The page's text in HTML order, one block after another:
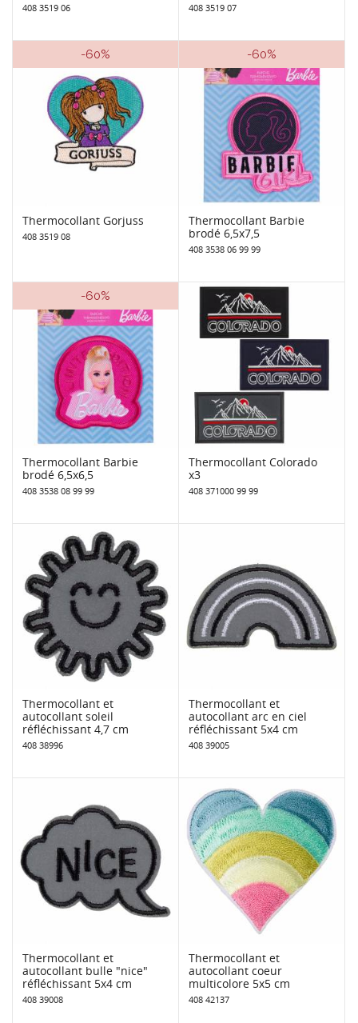
408 3519 06 408 3519 07
-60%
Thermocollant Gorjuss
408 3519 08
-60%
Thermocollant Barbie
brodé 6,5x7,5
408 3538 06 99 99
-60%
Thermocollant Barbie
brodé 6,5x6,5
408 3538 08 99 99
Thermocollant Colorado
x3
408 371000 99 99
Thermocollant et
autocollant soleil
réfléchissant 4,7 cm
408 38996
Thermocollant et
autocollant arc en ciel
réfléchissant 5x4 cm
408 39005
Thermocollant et
autocollant bulle "nice"
réfléchissant 5x4 cm
408 39008
Thermocollant et
autocollant coeur
multicolore 5x5 cm
408 42137